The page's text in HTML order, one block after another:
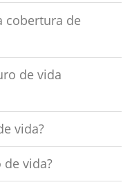
cobertura de
de vida
vida?
vida?